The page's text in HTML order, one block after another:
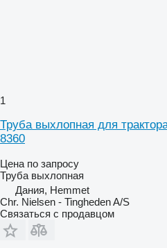
1
Труба выхлопная для
8360
Цена по запросу
Труба выхлопная
Дания, Hemmet
Chr. Nielsen - Tingheden A/S
Связаться с продавцом